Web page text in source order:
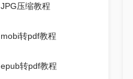
JPG压缩教程
mobi转pdf教程
epub转pdf教程